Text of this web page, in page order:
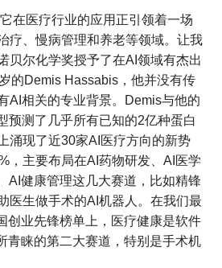
在医疗行业的应用正引领着一场
疗、慢病管理和养老等领域。让我
贝尔化学奖授予了在AI领域有杰出
的Demis Hassabis，他并没有传
AI相关的专业背景。Demis与他的
预测了几乎所有已知的2亿种蛋白
涌现了近30家AI医疗方向的新势
，主要布局在AI药物研发、AI医学
AI健康管理这几大赛道，比如精锋
医生做手术的AI机器人。在我们最
创业先锋榜单上，医疗健康是软件
青睐的第二大赛道，特别是手术机